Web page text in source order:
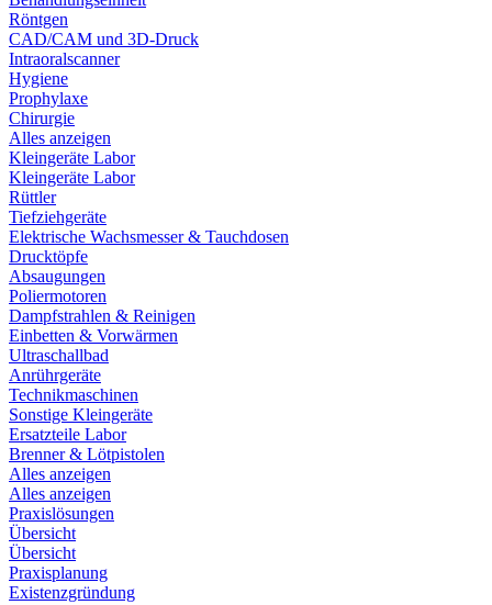
Röntgen
CAD/CAM und 3D-Druck
Intraoralscanner
Hygiene
Prophylaxe
Chirurgie
Alles anzeigen
Kleingeräte Labor
Kleingeräte Labor
Rüttler
Tiefziehgeräte
Elektrische Wachsmesser & Tauchdosen
Drucktöpfe
Absaugungen
Poliermotoren
Dampfstrahlen & Reinigen
Einbetten & Vorwärmen
Ultraschallbad
Anrührgeräte
Technikmaschinen
Sonstige Kleingeräte
Ersatzteile Labor
Brenner & Lötpistolen
Alles anzeigen
Alles anzeigen
Praxislösungen
Übersicht
Übersicht
Praxisplanung
Existenzgründung